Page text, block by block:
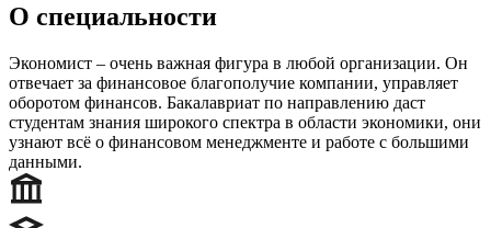
О специальности
Экономист ‒ очень важная фигура в любой организации. Он
отвечает за финансовое благополучие компании, управляет
оборотом финансов. Бакалавриат по направлению даст
студентам знания широкого спектра в области экономики, они
узнают всё о финансовом менеджменте и работе с большими
данными.